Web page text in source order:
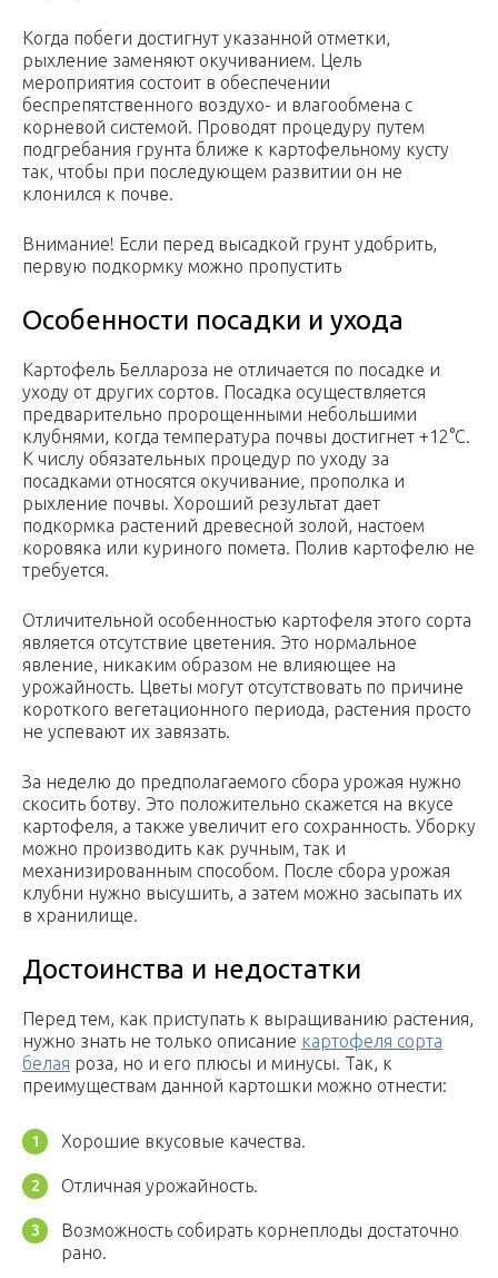
Когда побеги достигнут указанной отметки,
рыхление заменяют окучиванием. Цель
мероприятия состоит в обеспечении
беспрепятственного воздухо- и влагообмена с
корневой системой. Проводят процедуру путем
подгребания грунта ближе к картофельному кусту
так, чтобы при последующем развитии он не
клонился к почве.
Внимание! Если перед высадкой грунт удобрить,
первую подкормку можно пропустить
Особенности посадки и ухода
Картофель Беллароза не отличается по посадке и
уходу от других сортов. Посадка осуществляется
предварительно пророщенными небольшими
клубнями, когда температура почвы достигнет +12°С.
К числу обязательных процедур по уходу за
посадками относятся окучивание, прополка и
рыхление почвы. Хороший результат дает
подкормка растений древесной золой, настоем
коровяка или куриного помета. Полив картофелю не
требуется.
Отличительной особенностью картофеля этого сорта
является отсутствие цветения. Это нормальное
явление, никаким образом не влияющее на
урожайность. Цветы могут отсутствовать по причине
короткого вегетационного периода, растения просто
не успевают их завязать.
За неделю до предполагаемого сбора урожая нужно
скосить ботву. Это положительно скажется на вкусе
картофеля, а также увеличит его сохранность. Уборку
можно производить как ручным, так и
механизированным способом. После сбора урожая
клубни нужно высушить, а затем можно засыпать их
в хранилище.
Достоинства и недостатки
Перед тем, как приступать к выращиванию растения,
нужно знать не только описание картофеля сорта
белая роза, но и его плюсы и минусы. Так, к
преимуществам данной картошки можно отнести:
Хорошие вкусовые качества.
Отличная урожайность.
Возможность собирать корнеплоды достаточно
рано.